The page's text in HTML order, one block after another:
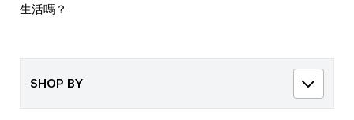
生活嗎？
SHOP BY